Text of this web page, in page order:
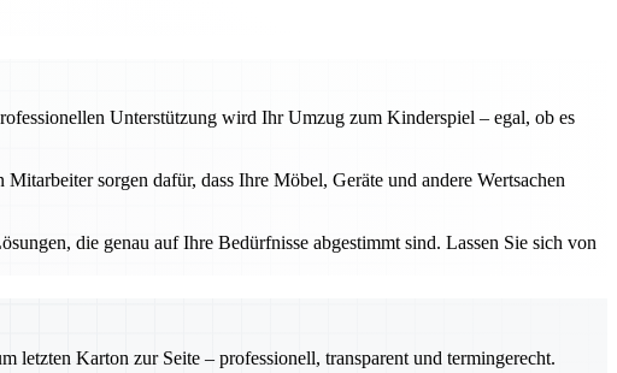
Unterstützung wird Ihr Umzug zum Kinderspiel – egal, ob es
sorgen dafür, dass Ihre Möbel, Geräte und andere Wertsachen
die genau auf Ihre Bedürfnisse abgestimmt sind. Lassen Sie sich von
letzten Karton zur Seite – professionell, transparent und termingerecht.